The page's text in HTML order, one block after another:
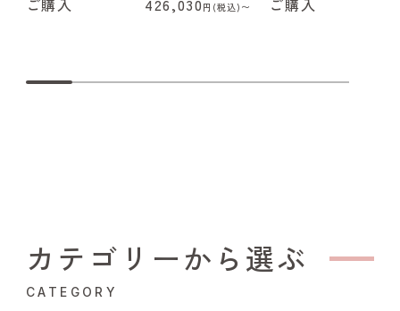
ご購入 426,030 円(税込)〜
ご購入
カテゴリーから選ぶ
CATEGORY